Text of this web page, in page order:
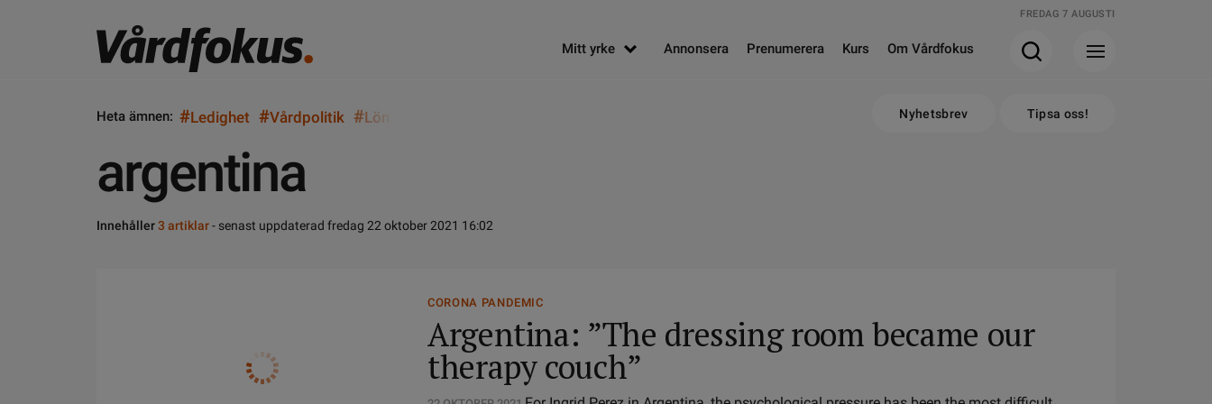
FREDAG 7 AUGUSTI
Mitt yrke Annonsera Prenumerera Kurs Om Vårdfokus
Heta ämnen: #Ledighet #Vårdpolitik #Lön Nyhetsbrev Tipsa oss!
argentina
Innehåller3 artiklar- senast uppdaterad fredag 22 oktober 2021 16:02
CORONA PANDEMIC
Argentina: ”The dressing room became our
therapy couch”